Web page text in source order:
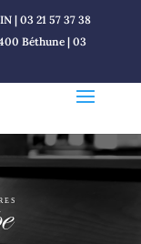
| 03 21 57 37 38
Béthune | 03